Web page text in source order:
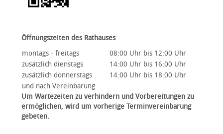
Öffnungszeiten des Rathauses
montags - freitags
08:00 Uhr bis 12:00 Uhr
zusätzlich dienstags
14:00 Uhr bis 16:00 Uhr
zusätzlich donnerstags
14:00 Uhr bis 18:00 Uhr
und nach Vereinbarung
Um Wartezeiten zu verhindern und Vorbereitungen zu
ermöglichen, wird um vorherige Terminvereinbarung
gebeten.